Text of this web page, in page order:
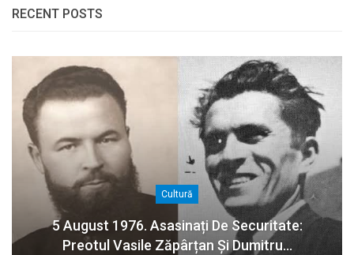
RECENT POSTS
Cultură
5 August 1976. Asasinați De Securitate:
Preotul Vasile Zăpârțan Și Dumitru…